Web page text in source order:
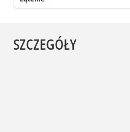
SZCZEGÓŁY